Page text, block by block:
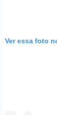
Ver essa foto